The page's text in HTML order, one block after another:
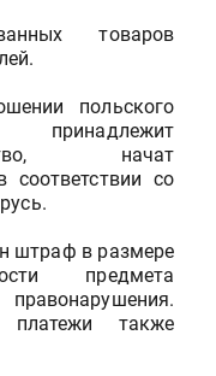
товаров
польского
принадлежит
начат
соответствии со
штраф в размере
предмета
платежи также